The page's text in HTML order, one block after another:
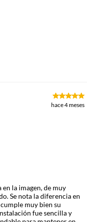
hace 4 meses
en la imagen, de muy
Se nota la diferencia en
muy bien su
fue sencilla y